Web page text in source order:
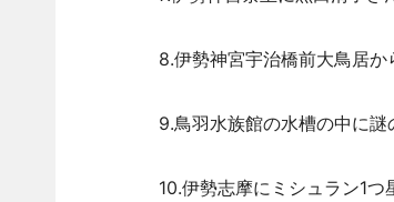
8.伊勢神宮宇治橋前大鳥居
9.鳥羽水族館の水槽の中に
10.伊勢志摩にミシュラン1つ